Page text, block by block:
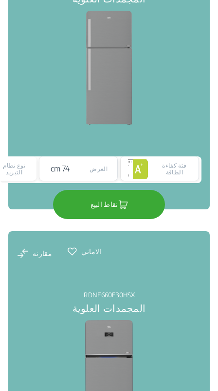
فئة كفاءة
الطاقة
العرض 74 cm
نوع نظام
التبريد
نقاط البيع
الاماني مقارنه
RDNE660E30HSX
المجمدات العلوية